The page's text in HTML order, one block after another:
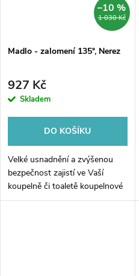
1 030 Kč
–10 %
Madlo - zalomení 135°, Nerez
927 Kč
Skladem
DO KOŠÍKU
Velké usnadnění a zvýšenou
bezpečnost zajistí ve Vaší
koupelně či toaletě koupelnové
madlo. Zalomení koupelnového